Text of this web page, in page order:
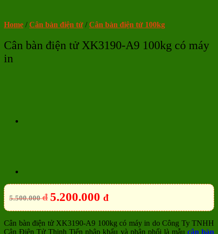
Home / Cân bàn điện tử / Cân bàn điện tử 100kg
Cân bàn điện tử XK3190-A9 100kg có máy
in
5.500.000đ 5.200.000 đ
Cân bàn điện tử XK3190-A9 100kg có máy in do Công Ty TNHH
Cân Điện Tử Thịnh Tiến nhập khẩu và phân phối là mẫu cân bàn